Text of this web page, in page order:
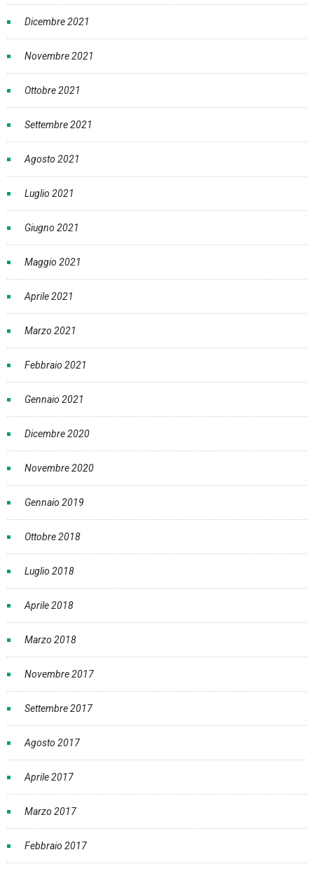
Dicembre 2021
Novembre 2021
Ottobre 2021
Settembre 2021
Agosto 2021
Luglio 2021
Giugno 2021
Maggio 2021
Aprile 2021
Marzo 2021
Febbraio 2021
Gennaio 2021
Dicembre 2020
Novembre 2020
Gennaio 2019
Ottobre 2018
Luglio 2018
Aprile 2018
Marzo 2018
Novembre 2017
Settembre 2017
Agosto 2017
Aprile 2017
Marzo 2017
Febbraio 2017